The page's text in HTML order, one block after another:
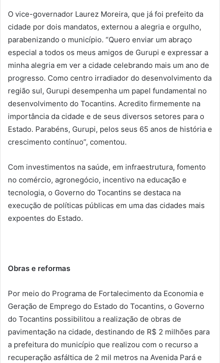
O vice-governador Laurez Moreira, que já foi prefeito da
cidade por dois mandatos, externou a alegria e orgulho,
parabenizando o município. “Quero enviar um abraço
especial a todos os meus amigos de Gurupi e expressar a
minha alegria em ver a cidade celebrando mais um ano de
progresso. Como centro irradiador do desenvolvimento da
região sul, Gurupi desempenha um papel fundamental no
desenvolvimento do Tocantins. Acredito firmemente na
importância da cidade e de seus diversos setores para o
Estado. Parabéns, Gurupi, pelos seus 65 anos de história e
crescimento contínuo”, comentou.
Com investimentos na saúde, em infraestrutura, fomento
no comércio, agronegócio, incentivo na educação e
tecnologia, o Governo do Tocantins se destaca na
execução de políticas públicas em uma das cidades mais
expoentes do Estado.
Obras e reformas
Por meio do Programa de Fortalecimento da Economia e
Geração de Emprego do Estado do Tocantins, o Governo
do Tocantins possibilitou a realização de obras de
pavimentação na cidade, destinando de R$ 2 milhões para
a prefeitura do município que realizou com o recurso a
recuperação asfáltica de 2 mil metros na Avenida Pará e